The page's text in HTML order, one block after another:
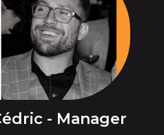
- Manager